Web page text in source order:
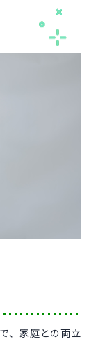
、家庭との両立